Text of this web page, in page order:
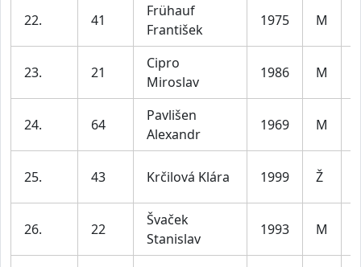
22. 41
Frühauf
František
1975 M
23. 21
Cipro
Miroslav
1986 M
24. 64
Pavlišen
Alexandr
1969 M
25. 43 Krčilová Klára 1999 Ž
26. 22
Švaček
Stanislav
1993 M